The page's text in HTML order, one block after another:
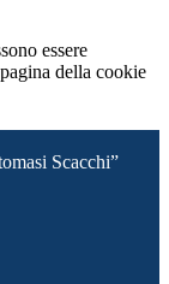
essere
della cookie
Scacchi”